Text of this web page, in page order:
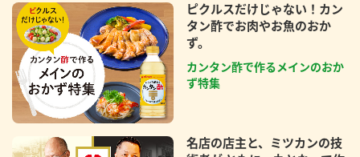
ピクルスだけじゃない！カン
タン酢でお肉やお魚のおか
ず。
カンタン酢で作るメインのおか
ず特集
名店の店主と、ミツカンの技